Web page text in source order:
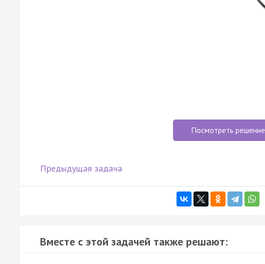
Посмотреть решение
Предыдущая задача
Вместе с этой задачей также решают: